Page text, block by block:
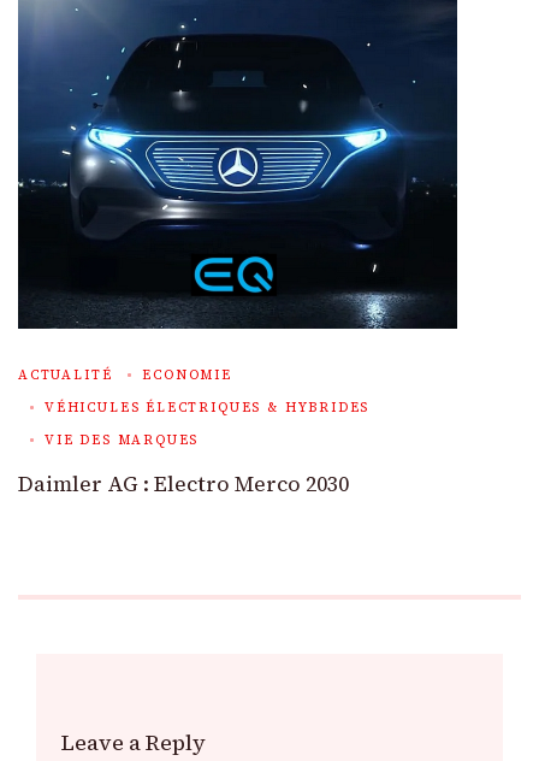
ACTUALITÉ
ECONOMIE
VÉHICULES ÉLECTRIQUES & HYBRIDES
VIE DES MARQUES
Daimler AG : Electro Merco 2030
Leave a Reply